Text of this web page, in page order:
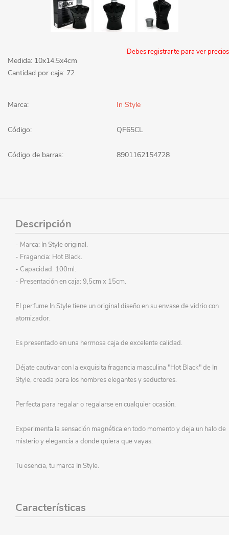
Debes registrarte para ver precios
Medida: 10x14.5x4cm
Cantidad por caja: 72
Marca: In Style
Código: QF65CL
Código de barras: 8901162154728
Descripción
- Marca: In Style original.
- Fragancia: Hot Black.
- Capacidad: 100ml.
- Presentación en caja: 9,5cm x 15cm.
El perfume In Style tiene un original diseño en su envase de vidrio con
atomizador.
Es presentado en una hermosa caja de excelente calidad.
Déjate cautivar con la exquisita fragancia masculina "Hot Black" de In
Style, creada para los hombres elegantes y seductores.
Perfecta para regalar o regalarse en cualquier ocasión.
Experimenta la sensación magnética en todo momento y deja un halo de
misterio y elegancia a donde quiera que vayas.
Tu esencia, tu marca In Style.
Características